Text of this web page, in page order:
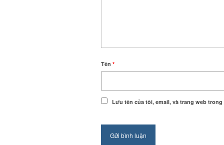
Tên *
Lưu tên của tôi, email, và trang web